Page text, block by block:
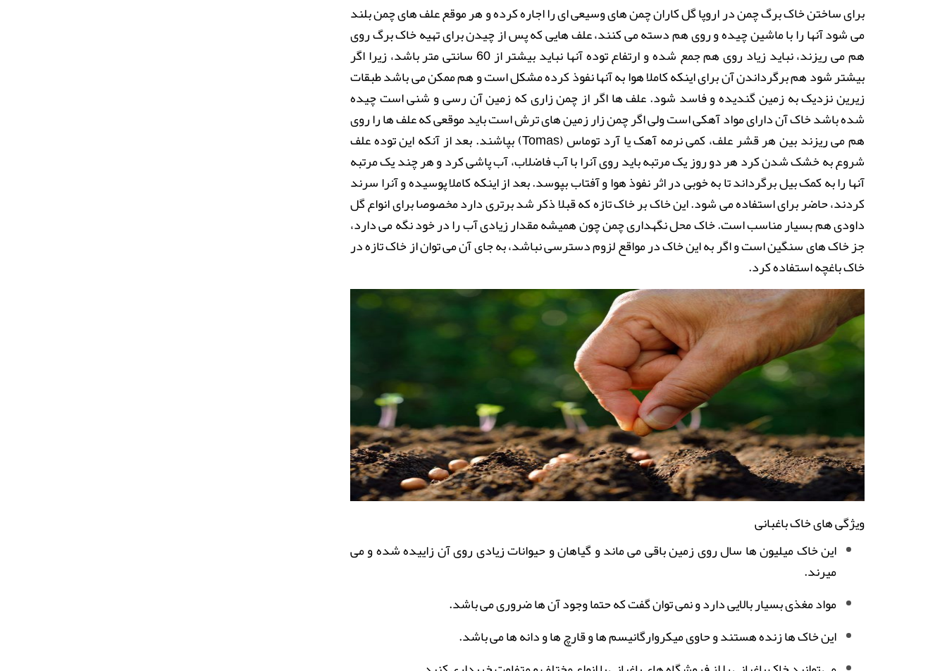
برای ساختن خاک برگ چمن در اروپا گل کاران چمن های وسیعی ای را اجاره کرده و هر موقع علف های چمن بلند
می شود آنها را با ماشین چیده و روی هم دسته می کنند، علف هایی که پس از چیدن برای تهیه خاک برگ روی
هم می ریزند، نباید زیاد روی هم جمع شده و ارتفاع توده آنها نباید بیشتر از 60 سانتی متر باشد، زیرا اگر
بیشتر شود هم برگرداندن آن برای اینکه کاملا هوا به آنها نفوذ کرده مشکل است و هم ممکن می باشد طبقات
زیرین نزدیک به زمین گندیده و فاسد شود.علف ها اگر از چمن زاری که زمین آن رسی و شنی است چیده
شده باشد خاک آن دارای مواد آهکی است ولی اگر چمن زار زمین های ترش است باید موقعی که علف ها را روی
هم می ریزند بین هر قشر علف، کمی نرمه آهک یا آرد توماس(Tomas)بپاشند. بعد از آنکه این توده علف
شروع به خشک شدن کرد هر دو روز یک مرتبه باید روی آنرا با آب فاضلاب، آب پاشی کرد و هر چند یک مرتبه
آنها را به کمک بیل برگرداند تا به خوبی در اثر نفوذ هوا و آفتاب بپوسد. بعد از اینکه کاملا پوسیده و آنرا سرند
کردند، حاضر برای استفاده می شود.این خاک بر خاک تازه که قبلا ذکر شد برتری دارد مخصوصا برای انواع گل
داودی هم بسیار مناسب است. خاک محلنگهداری چمنچون همیشه مقدار زیادی آب را در خود نگه می دارد،
جز خاک های سنگین است و اگر به این خاک در مواقع لزوم دسترسی نباشد، به جای آن می توان از خاک تازه در
خاک باغچهاستفاده کرد.
ویژگی های خاک باغبانی
این خاک میلیون ها سال روی زمین باقی می ماند و گیاهان و حیوانات زیادی روی آن زاییده شده و می
میرند.
مواد مغذی بسیار بالایی دارد و نمی توان گفت که حتما وجود آن ها ضروری می باشد.
این خاک ها زنده هستند و حاوی میکروارگانیسم ها و قارچ ها و دانه ها می باشد.